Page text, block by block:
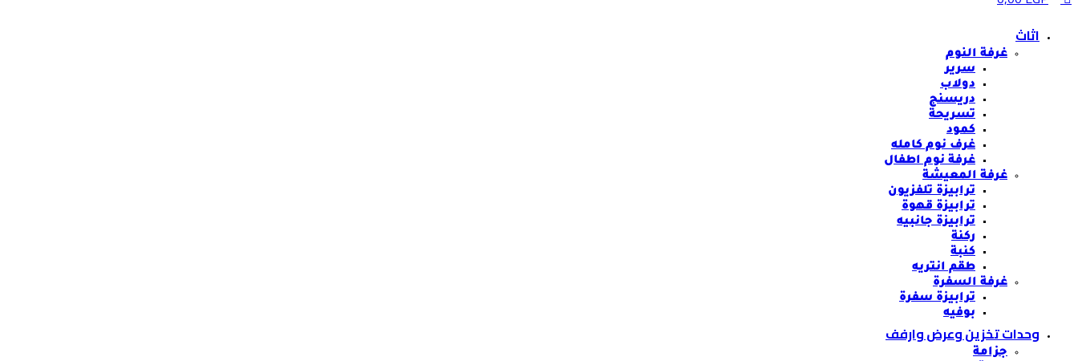
اثاث
غرفة النوم
سرير
دولاب
دريسنج
تسريحة
كمود
غرف نوم كامله
غرفة نوم اطفال
غرفة المعيشة
ترابيزة تلفزيون
ترابيزة قهوة
ترابيزة جانبيه
ركنة
كنبة
طقم انتريه
غرفة السفرة
ترابيزة سفرة
بوفيه
وحدات تخزين وعرض وارفف
جزامة